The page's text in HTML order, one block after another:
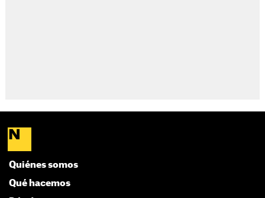
Quiénes somos
Qué hacemos